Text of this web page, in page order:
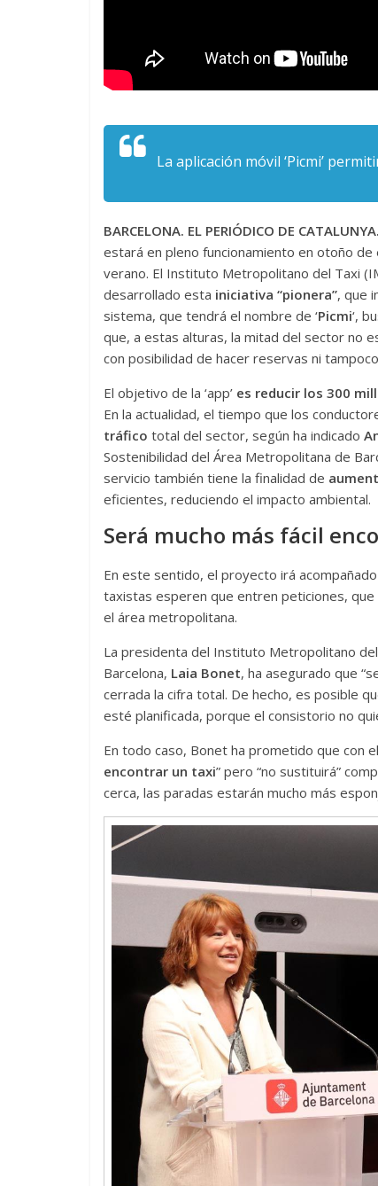
La aplicación móvil ‘Picmi’
BARCELONA. EL PERIÓDICO DE
estará en pleno funcionamiento en otoño
verano. El Instituto Metropolitano del Taxi
desarrollado esta iniciativa “pionera”, que
sistema, que tendrá el nombre de ‘Picmi‘,
que, a estas alturas, la mitad del sector no
con posibilidad de hacer reservas ni
El objetivo de la ‘app’ es reducir los 300
En la actualidad, el tiempo que los
tráfico total del sector, según ha indicado
Sostenibilidad del Área Metropolitana de
servicio también tiene la finalidad de
eficientes, reduciendo el impacto ambiental.
Será mucho más fácil
En este sentido, el proyecto irá
taxistas esperen que entren peticiones,
el área metropolitana.
La presidenta del Instituto Metropolitano
Barcelona, Laia Bonet, ha asegurado que
cerrada la cifra total. De hecho, es posible
esté planificada, porque el consistorio no
En todo caso, Bonet ha prometido que con
encontrar un taxi” pero “no sustituirá”
cerca, las paradas estarán mucho más